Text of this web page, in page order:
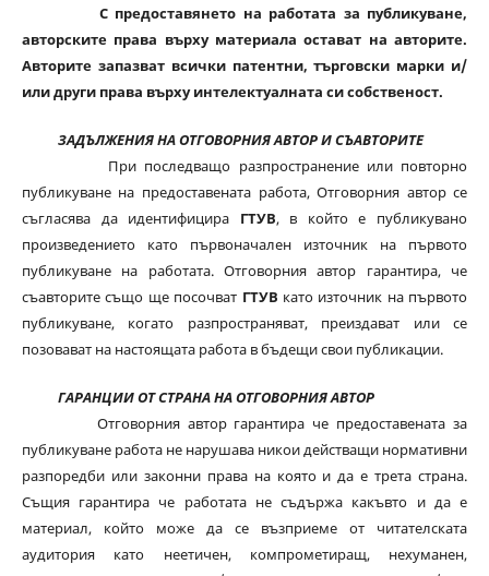
С предоставянето на работата за публикуване,
авторските права върху материала остават на авторите.
Авторите запазват всички патентни, търговски марки и/
или други права върху интелектуалната си собственост.
ЗАДЪЛЖЕНИЯ НА ОТГОВОРНИЯ АВТОР И СЪАВТОРИТЕ
При последващо разпространение или повторно
публикуване на предоставената работа, Отговорния автор се
съгласява да идентифицира ГТУВ, в който е публикувано
произведението като първоначален източник на първото
публикуване на работата. Отговорния автор гарантира, че
съавторите също ще посочват ГТУВ като източник на първото
публикуване, когато разпространяват, преиздават или се
позовават на настоящата работа в бъдещи свои публикации.
ГАРАНЦИИ ОТ СТРАНА НА ОТГОВОРНИЯ АВТОР
Отговорния автор гарантира че предоставената за
публикуване работа не нарушава никои действащи нормативни
разпоредби или законни права на която и да е трета страна.
Същия гарантира че работата не съдържа какъвто и да е
материал, който може да се възприеме от читателската
аудитория като неетичен, компрометиращ, нехуманен,